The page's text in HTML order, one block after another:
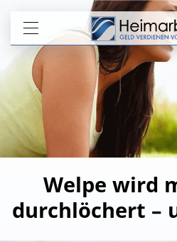
Welpe wird
durchlöchert –